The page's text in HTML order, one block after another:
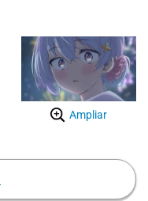
Ampliar